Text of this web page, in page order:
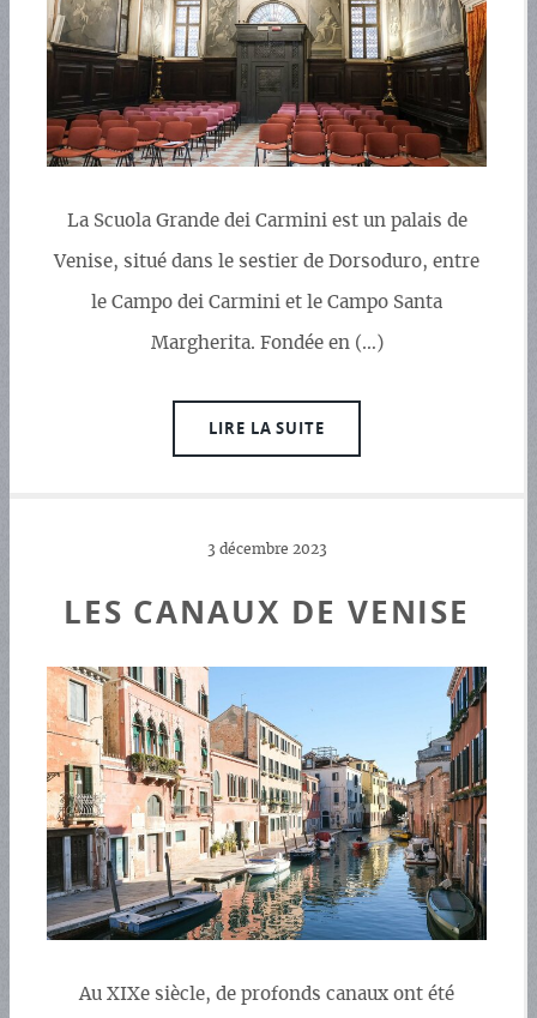
La Scuola Grande dei Carmini est un palais de
Venise, situé dans le sestier de Dorsoduro, entre
le Campo dei Carmini et le Campo Santa
Margherita. Fondée en (…)
LIRE LA SUITE
3 décembre 2023
LES CANAUX DE VENISE
Au XIXe siècle, de profonds canaux ont été